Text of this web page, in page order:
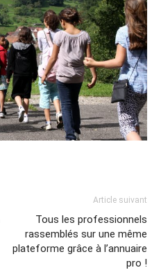
Article suivant
Tous les professionnels
rassemblés sur une même
plateforme grâce à l’annuaire
pro !